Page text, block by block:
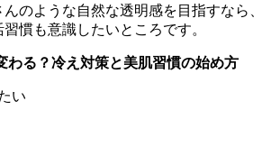
のような自然な透明感を目指すなら、
慣も意識したいところです。
わる？冷え対策と美肌習慣の始め方
い